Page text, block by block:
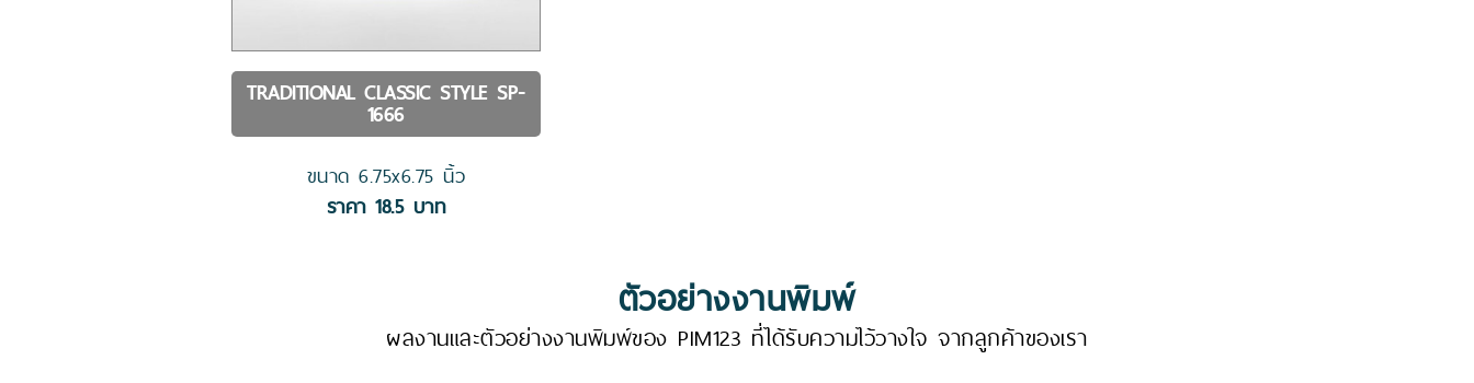
TRADITIONAL CLASSIC STYLE SP-
1666
ขนาด6.75x6.75 นิ้ว
ราคา18.5บาท
ตัวอย่างงานพิมพ์
ผลงานและตัวอย่างงานพิมพ์ของ PIM123 ที่ได้รับความไว้วางใจ จากลูกค้าของเรา